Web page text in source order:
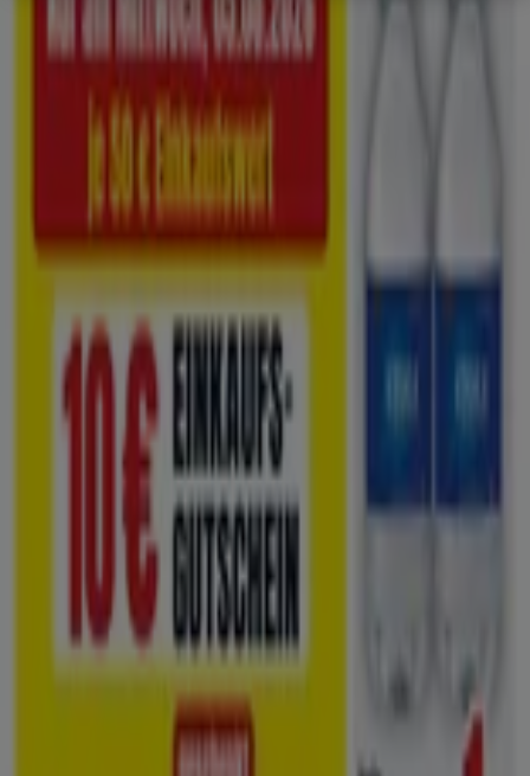
Hellweg in Hannover — Filialen, Telefonnummern und
Öffnungszeiten
Andere Prospekte von Baumärkte
und Gartencenter in Hannover
Neu
Raiffeisen Markt
Aktuelles prospekt
Läuft am 16.8. abHannover
Zoo & Co
Zoo Co flugblatt
Läuft am 9.8. abHannover